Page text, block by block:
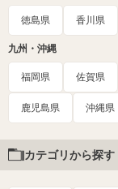
徳島県 香川県
九州・沖縄
福岡県 佐賀県
鹿児島県 沖縄県
カテゴリから探す